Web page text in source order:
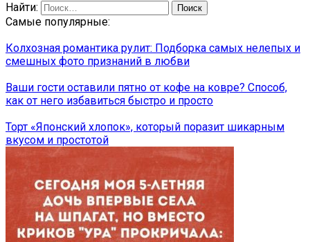
Найти:
Самые популярные:
Колхозная романтика рулит: Подборка самых нелепых и
смешных фото признаний в любви
Ваши гости оставили пятно от кофе на ковре? Способ,
как от него избавиться быстро и просто
Торт «Японский хлопок», который поразит шикарным
вкусом и простотой